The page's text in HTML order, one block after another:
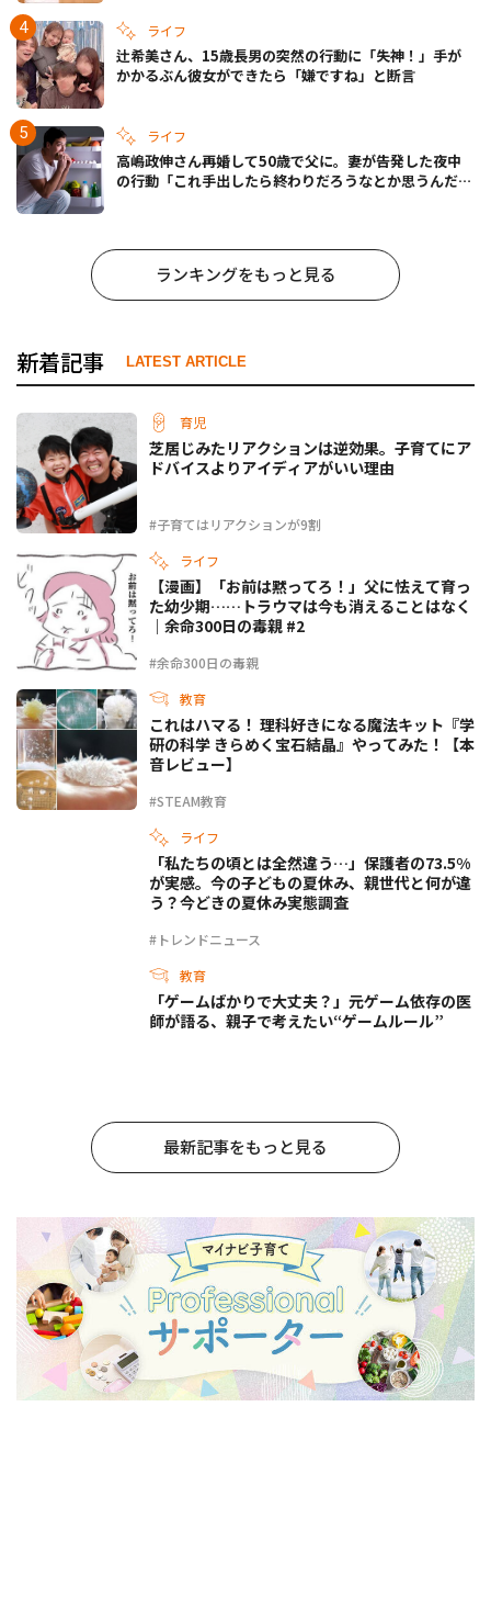
ライフ
辻希美さん、15歳長男の突然の行動に「失神！」手が
かかるぶん彼女ができたら「嫌ですね」と断言
ライフ
高嶋政伸さん再婚して50歳で父に。妻が告発した夜中
の行動「これ手出したら終わりだろうなとか思うんだけ
ランキングをもっと見る
新着記事 LATEST ARTICLE
育児
#子育てはリアクションが9割
芝居じみたリアクションは逆効果。子育てにア
ドバイスよりアイディアがいい理由
ライフ
#余命300日の毒親
【漫画】「お前は黙ってろ！」父に怯えて育っ
た幼少期……トラウマは今も消えることはなく
｜余命300日の毒親 #2
教育
#STEAM教育
これはハマる！ 理科好きになる魔法キット『学
研の科学 きらめく宝石結晶』やってみた！【本
音レビュー】
ライフ
#トレンドニュース
「私たちの頃とは全然違う…」保護者の73.5%
が実感。今の子どもの夏休み、親世代と何が違
う？今どきの夏休み実態調査
教育
「ゲームばかりで大丈夫？」元ゲーム依存の医
師が語る、親子で考えたい“ゲームルール”
最新記事をもっと見る